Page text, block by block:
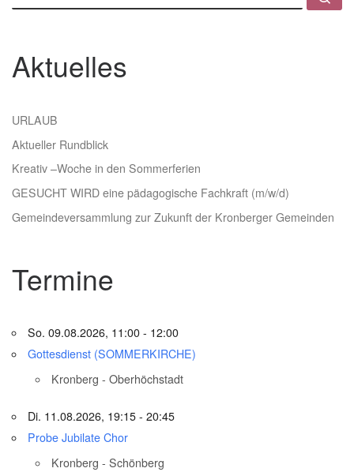
Aktuelles
URLAUB
Aktueller Rundblick
Kreativ –Woche in den Sommerferien
GESUCHT WIRD eine pädagogische Fachkraft (m/w/d)
Gemeindeversammlung zur Zukunft der Kronberger Gemeinden
Termine
So. 09.08.2026, 11:00 - 12:00
Gottesdienst (SOMMERKIRCHE)
Kronberg - Oberhöchstadt
Di. 11.08.2026, 19:15 - 20:45
Probe Jubilate Chor
Kronberg - Schönberg